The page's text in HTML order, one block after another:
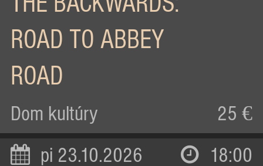
THE BACKWARDS:
ROAD TO ABBEY
ROAD
Dom kultúry 25 €
pi 23.10.2026 18:00